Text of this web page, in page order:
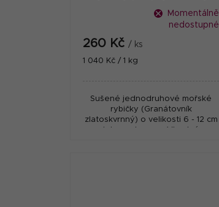
250 g
Momentálně
nedostupné
260 Kč / ks
Měrná
1 040 Kč / 1 kg
Sušené jednodruhové mořské
rybičky (Granátovník
zlatoskvrnný) o velikosti 6 - 12 cm
se zlatavou barvou. Vhodné pro